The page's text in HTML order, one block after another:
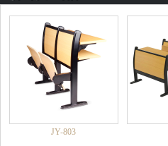
JY-803